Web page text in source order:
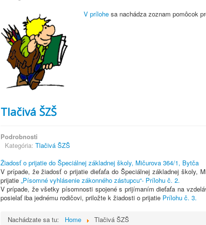
V prílohe sa nachádza zoznam pomôcok
Tlačivá ŠZŠ
Podrobnosti
Kategória: Tlačivá ŠZŠ
Žiadosť o prijatie do Špeciálnej základnej školy, Mičurova 364/1, Bytča
V prípade, že žiadosť o prijatie dieťaťa do Špeciálnej základnej školy,
prijatie „Písomné vyhlásenie zákonného zástupcu“- Prílohu č. 2.
V prípade, že všetky písomnosti spojené s prijímaním dieťaťa na
posielať iba jednému rodičovi, priložte k žiadosti o prijatiePrílohu č. 3.
Nachádzate sa tu: Home Tlačivá ŠZŠ